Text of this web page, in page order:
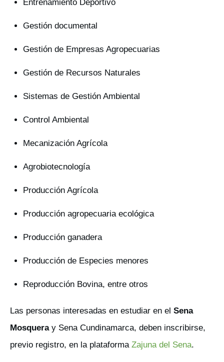
Entrenamiento Deportivo
Gestión documental
Gestión de Empresas Agropecuarias
Gestión de Recursos Naturales
Sistemas de Gestión Ambiental
Control Ambiental
Mecanización Agrícola
Agrobiotecnología
Producción Agrícola
Producción agropecuaria ecológica
Producción ganadera
Producción de Especies menores
Reproducción Bovina, entre otros
Las personas interesadas en estudiar en el Sena
Mosqueray Sena Cundinamarca, deben inscribirse,
previo registro, en la plataforma Zajuna del Sena.